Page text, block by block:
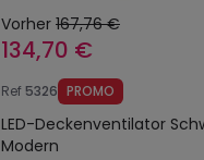
Vorher 167,76 €
134,70 €
Ref 5326 PROMO
LED-Deckenventilator
Modern